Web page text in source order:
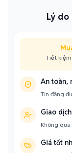
Lý do
Tiết
An toàn,
Tin đăng
Giao
Không
Giá tốt